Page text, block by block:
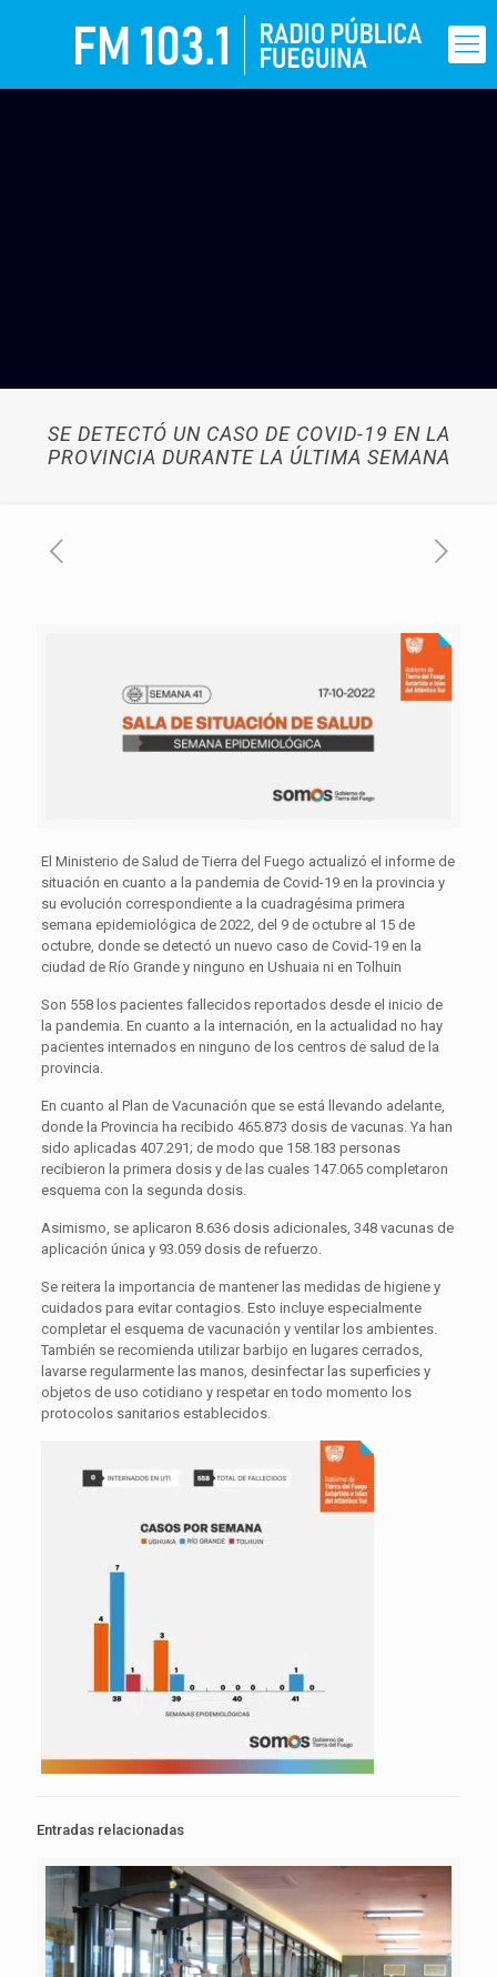
SE DETECTÓ UN CASO DE COVID-19 EN LA
PROVINCIA DURANTE LA ÚLTIMA SEMANA
El Ministerio de Salud de Tierra del Fuego actualizó el informe de
situación en cuanto a la pandemia de Covid-19 en la provincia y
su evolución correspondiente a la cuadragésima primera
semana epidemiológica de 2022, del 9 de octubre al 15 de
octubre, donde se detectó un nuevo caso de Covid-19 en la
ciudad de Río Grande y ninguno en Ushuaia ni en Tolhuin
Son 558 los pacientes fallecidos reportados desde el inicio de
la pandemia. En cuanto a la internación, en la actualidad no hay
pacientes internados en ninguno de los centros de salud de la
provincia.
En cuanto al Plan de Vacunación que se está llevando adelante,
donde la Provincia ha recibido 465.873 dosis de vacunas. Ya han
sido aplicadas 407.291; de modo que 158.183 personas
recibieron la primera dosis y de las cuales 147.065 completaron
esquema con la segunda dosis.
Asimismo, se aplicaron 8.636 dosis adicionales, 348 vacunas de
aplicación única y 93.059 dosis de refuerzo.
Se reitera la importancia de mantener las medidas de higiene y
cuidados para evitar contagios. Esto incluye especialmente
completar el esquema de vacunación y ventilar los ambientes.
También se recomienda utilizar barbijo en lugares cerrados,
lavarse regularmente las manos, desinfectar las superficies y
objetos de uso cotidiano y respetar en todo momento los
protocolos sanitarios establecidos.
Entradas relacionadas